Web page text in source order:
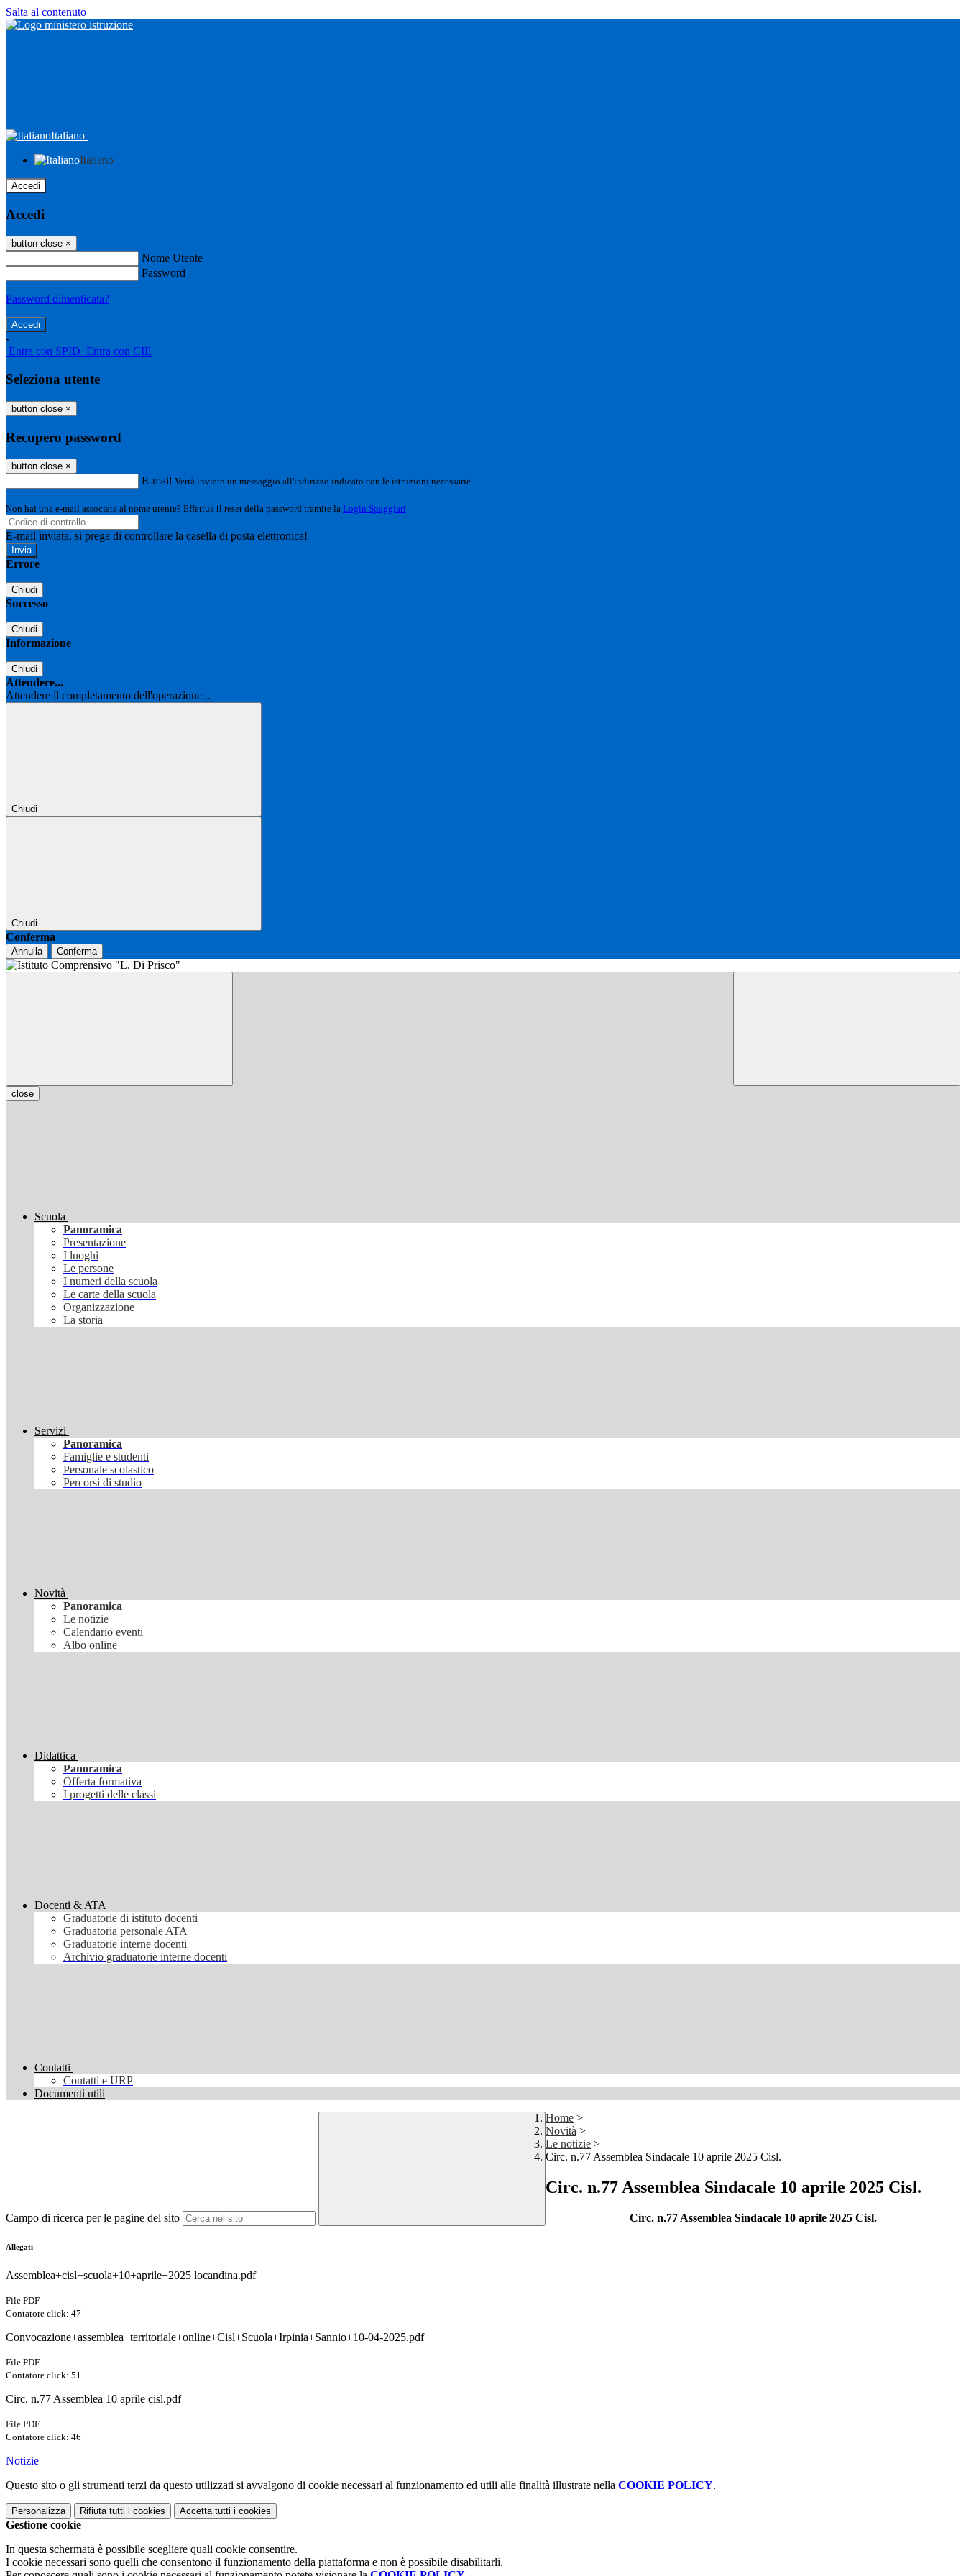
Salta al contenuto
Italiano
Italiano
Accedi
Accedi
button close ×
Nome Utente
Password
Password dimenticata?
-
Entra con SPID Entra con CIE
Seleziona utente
button close ×
Recupero password
button close ×
E-mail Verrà inviato un messaggio all'indirizzo indicato con le istruzioni necessarie.
Non hai una e-mail associata al nome utente? Effettua il reset della password tramite la Login Spaggiari
E-mail inviata, si prega di controllare la casella di posta elettronica!
Errore
Chiudi
Successo
Chiudi
Informazione
Chiudi
Attendere...
Attendere il completamento dell'operazione...
Chiudi
Chiudi
Conferma
Annulla Conferma
close
Scuola
Panoramica
Presentazione
I luoghi
Le persone
I numeri della scuola
Le carte della scuola
Organizzazione
La storia
Servizi
Panoramica
Famiglie e studenti
Personale scolastico
Percorsi di studio
Novità
Panoramica
Le notizie
Calendario eventi
Albo online
Didattica
Panoramica
Offerta formativa
I progetti delle classi
Docenti & ATA
Graduatorie di istituto docenti
Graduatoria personale ATA
Graduatorie interne docenti
Archivio graduatorie interne docenti
Contatti
Contatti e URP
Documenti utili
Campo di ricerca per le pagine del sito
Home >
Novità >
Le notizie >
Circ. n.77 Assemblea Sindacale 10 aprile 2025 Cisl.
Circ. n.77 Assemblea Sindacale 10 aprile 2025 Cisl.
Circ. n.77 Assemblea Sindacale 10 aprile 2025 Cisl.
Allegati
Assemblea+cisl+scuola+10+aprile+2025 locandina.pdf
File PDF
Contatore click: 47
Convocazione+assemblea+territoriale+online+Cisl+Scuola+Irpinia+Sannio+10-04-2025.pdf
File PDF
Contatore click: 51
Circ. n.77 Assemblea 10 aprile cisl.pdf
File PDF
Contatore click: 46
Notizie
Questo sito o gli strumenti terzi da questo utilizzati si avvalgono di cookie necessari al funzionamento ed utili alle finalità illustrate nella COOKIE POLICY.
Personalizza Rifiuta tutti i cookies Accetta tutti i cookies
Gestione cookie
In questa schermata è possibile scegliere quali cookie consentire.
I cookie necessari sono quelli che consentono il funzionamento della piattaforma e non è possibile disabilitarli.